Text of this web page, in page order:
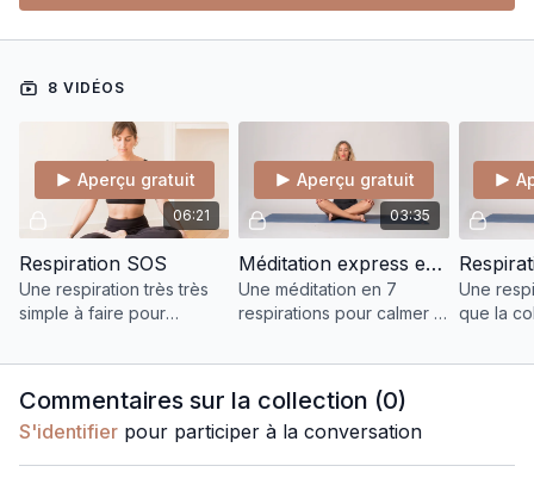
8 VIDÉOS
06:21
Aperçu gratuit
Respiration SOS
Une respiration très très
simple à faire pour
aussi en cas de crise de
03:35
Aperçu gratuit
Méditation express en 7 respirations
Une méditation en 7
respirations pour calmer le
pensées et activer la
Une
que la
Commentaires sur la collection (0)
S'identifier pour participer à la conversation